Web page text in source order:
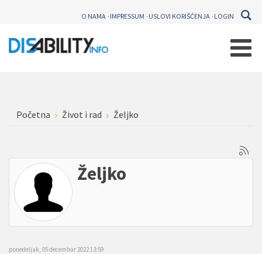
O NAMA IMPRESSUM USLOVI KORIŠĆENJA LOGIN
Početna Život i rad Željko
Željko
ponedeljak, 05 decembar 2022 13:59